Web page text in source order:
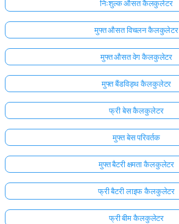
निःशुल्क औसत कैलकुलेटर
मुफ्त औसत विचलन कैलकुलेटर
मुफ्त औसत वेग कैलकुलेटर
मुफ्त बैंडविड्थ कैलकुलेटर
फ्री बेस कैलकुलेटर
मुफ्त बेस परिवर्तक
मुफ्त बैटरी क्षमता कैलकुलेटर
फ्री बैटरी लाइफ कैलकुलेटर
फ्री बीम कैलकुलेटर